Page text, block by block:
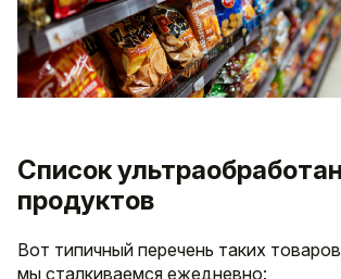
Список
продуктов
Вот типичный перечень таких
мы сталкиваемся ежедневно: